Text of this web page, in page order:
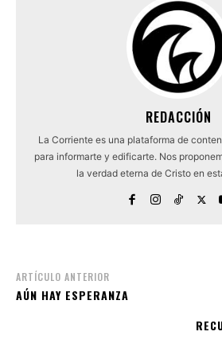
REDACCIÓN
La Corriente es una plataforma de
para informarte y edificarte. Nos
la verdad eterna de Cristo en
ARTÍCULO ANTERIOR
AÚN HAY ESPERANZA